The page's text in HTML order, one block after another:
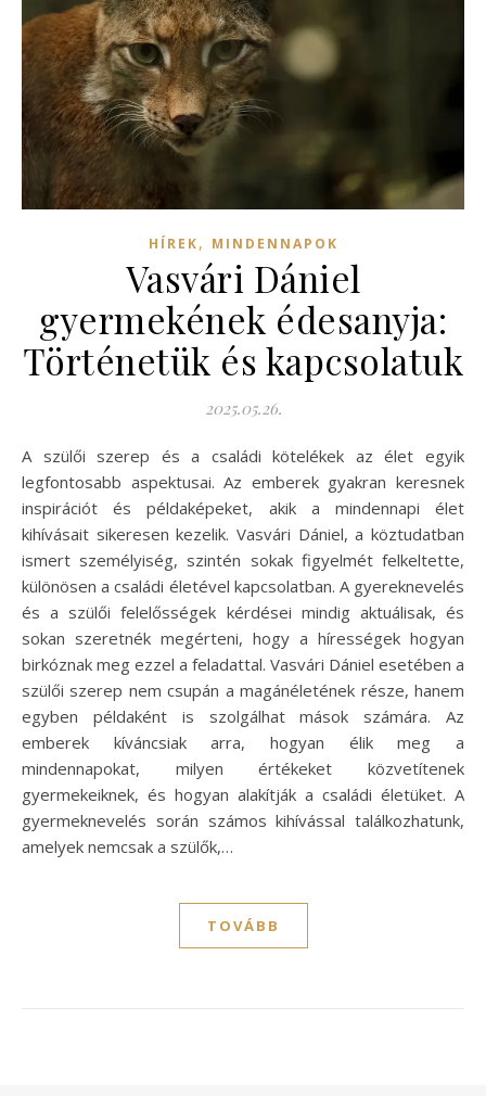
HÍREK, MINDENNAPOK
Vasvári Dániel
gyermekének édesanyja:
Történetük és kapcsolatuk
2025.05.26.
A szülői szerep és a családi kötelékek az élet egyik
legfontosabb aspektusai. Az emberek gyakran keresnek
inspirációt és példaképeket, akik a mindennapi élet
kihívásait sikeresen kezelik. Vasvári Dániel, a köztudatban
ismert személyiség, szintén sokak figyelmét felkeltette,
különösen a családi életével kapcsolatban. A gyereknevelés
és a szülői felelősségek kérdései mindig aktuálisak, és
sokan szeretnék megérteni, hogy a hírességek hogyan
birkóznak meg ezzel a feladattal. Vasvári Dániel esetében a
szülői szerep nem csupán a magánéletének része, hanem
egyben példaként is szolgálhat mások számára. Az
emberek kíváncsiak arra, hogyan élik meg a
mindennapokat, milyen értékeket közvetítenek
gyermekeiknek, és hogyan alakítják a családi életüket. A
gyermeknevelés során számos kihívással találkozhatunk,
amelyek nemcsak a szülők,…
TOVÁBB